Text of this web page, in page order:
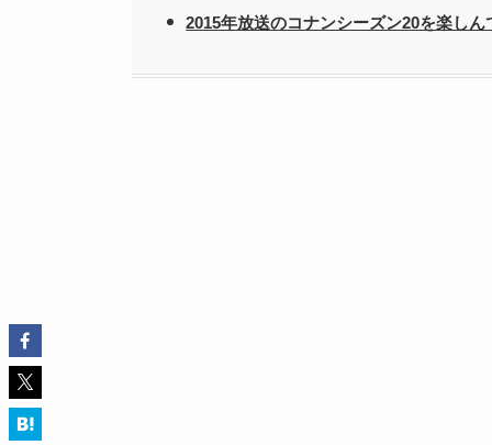
2015年放送のコナンシーズン20を楽しん